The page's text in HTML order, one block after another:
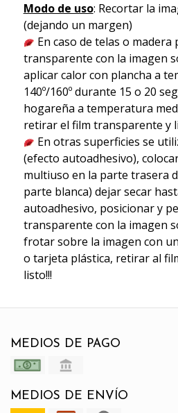
Modo de uso: Recortar la
(dejando un margen)
En caso de telas o
transparente con la imagen
aplicar calor con plancha a
140º/160º durante 15 o 20
hogareña a temperatura
retirar el film transparente y
En otras superficies se
(efecto autoadhesivo),
multiuso en la parte trasera
parte blanca) dejar secar
autoadhesivo, posicionar y
transparente con la imagen
frotar sobre la imagen con
o tarjeta plástica, retirar al
listo!!!
MEDIOS DE PAGO
MEDIOS DE ENVÍO